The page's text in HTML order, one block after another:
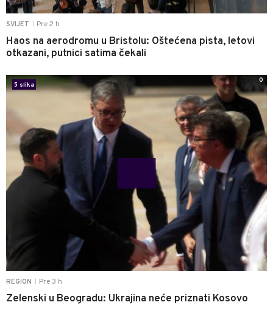
SVIJET Pre 2 h
Haos na aerodromu u Bristolu: Oštećena pista, letovi
otkazani, putnici satima čekali
REGION Pre 3 h
Zelenski u Beogradu: Ukrajina neće priznati Kosovo
5 slika
0